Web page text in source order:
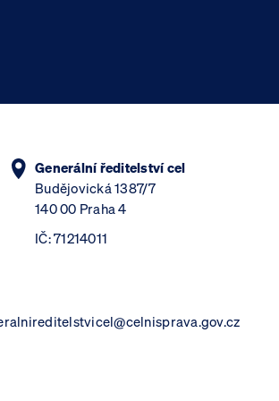
Generální ředitelství cel
Budějovická 1387/7
140 00 Praha 4
IČ: 71214011